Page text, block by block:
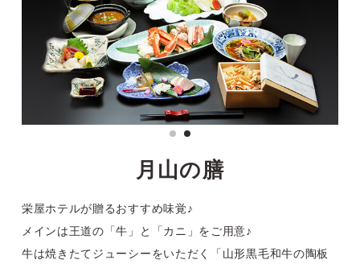
月山の膳
栄屋ホテルが贈るおすすめ味覚♪
メインは王道の「牛」と「カニ」をご用意♪
牛は焼きたてジューシーをいただく「山形黒毛和牛の陶板